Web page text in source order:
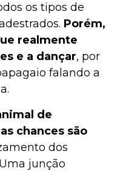
os tipos de
Porém,
realmente
e a dançar, por
falando a
de
chances são
dos
junção